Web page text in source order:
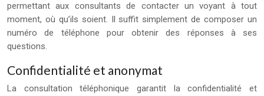
permettant aux consultants de contacter un voyant à tout
moment, où qu’ils soient. Il suffit simplement de composer un
numéro de téléphone pour obtenir des réponses à ses
questions.
Confidentialité et anonymat
La consultation téléphonique garantit la confidentialité et